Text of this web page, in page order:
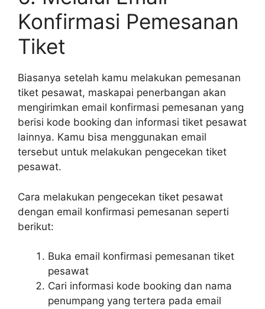
Konfirmasi Pemesanan
Tiket
Biasanya setelah kamu melakukan pemesanan
tiket pesawat, maskapai penerbangan akan
mengirimkan email konfirmasi pemesanan yang
berisi kode booking dan informasi tiket pesawat
lainnya. Kamu bisa menggunakan email
tersebut untuk melakukan pengecekan tiket
pesawat.
Cara melakukan pengecekan tiket pesawat
dengan email konfirmasi pemesanan seperti
berikut:
Buka email konfirmasi pemesanan tiket
pesawat
Cari informasi kode booking dan nama
penumpang yang tertera pada email